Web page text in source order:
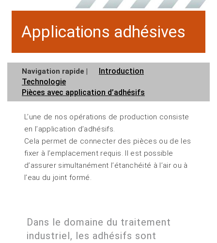
Applications adhésives
Navigation rapide |
Introduction
Technologie
Pièces avec application d’adhésifs
L’une de nos opérations de production consiste
en l’application d’adhésifs.
Cela permet de connecter des pièces ou de les
fixer à l’emplacement requis. Il est possible
d’assurer simultanément l’étanchéité à l’air ou à
l’eau du joint formé.
Dans le domaine du traitement
industriel, les adhésifs sont